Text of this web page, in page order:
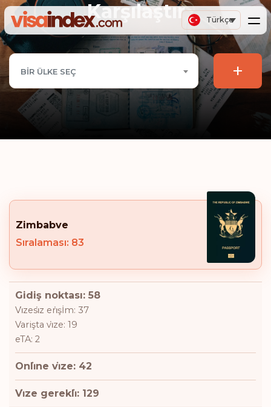
Türkçe
Karşılaştır
BIR ÜLKE SEÇ +
Zimbabve
Sıralaması: 83
Gidiş noktası: 58
Vi̇zesi̇z eri̇şİm: 37
Varişta vi̇ze: 19
eTA: 2
Onli̇ne vi̇ze: 42
Vi̇ze gerekli̇: 129